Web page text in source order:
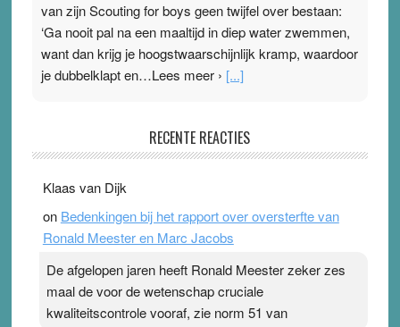
van zijn Scouting for boys geen twijfel over bestaan:
‘Ga nooit pal na een maaltijd in diep water zwemmen,
want dan krijg je hoogstwaarschijnlijk kramp, waardoor
je dubbelklapt en…Lees meer › [...]
Ward van Beek
topsporters. Ze hopen ermee hun hartslag te verlagen
terwijl ze meer zuurstof opnemen. Daarop heeft zo’n
pleister geen effect. Maar het gevoel ‘makkelijker te
Pleisterplakkers in de topspsort › [...]
RECENTE REACTIES
Klaas van Dijk
on Bedenkingen bij het rapport over oversterfte van
Ronald Meester en Marc Jacobs
De afgelopen jaren heeft Ronald Meester zeker zes
maal de voor de wetenschap cruciale
kwaliteitscontrole vooraf, zie norm 51 van